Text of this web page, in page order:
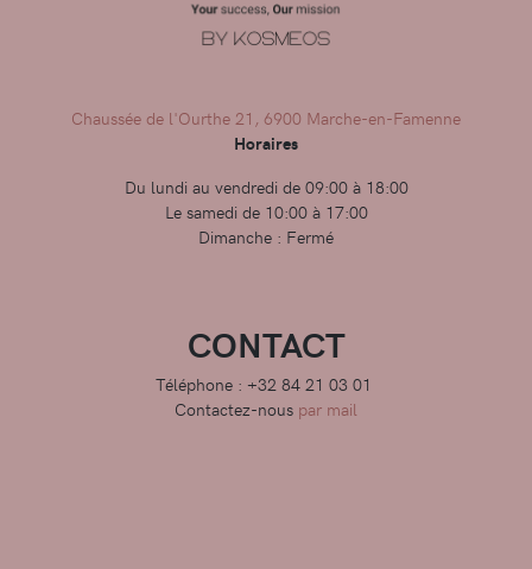
Chaussée de l'Ourthe 21, 6900 Marche-en-Famenne
Horaires
Du lundi au vendredi de 09:00 à 18:00
Le samedi de 10:00 à 17:00
Dimanche : Fermé
CONTACT
Téléphone : +32 84 21 03 01
Contactez-nous par mail